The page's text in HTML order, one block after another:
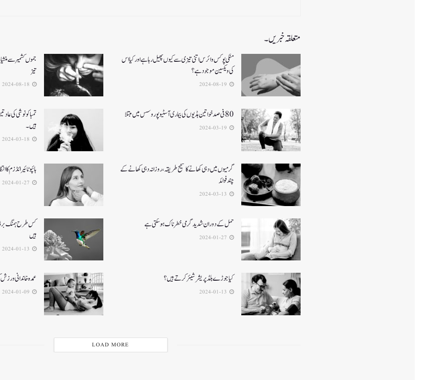
متعلقہ خبریں۔
منکی پوکس وائرس اتنی تیزی سے کیوں پھیل رہا ہے اور کیا اس
کی ویکسین موجود ہے؟
جموں کشمیر سے
تیز
80 فی صد خواتین ہڈیوں کی بیماری آسٹیوپوروسس میں مبتلا
تمباکو نوشی کی
ہیں۔
گرمیوں میں دہی کھانے کا صحیح طریقہ ، روزانہ دہی کھانے کے
چند فوائد
ہائپوٹائیرائڈزم کا
حمل کے دوران شدید گرمی خطرناک ہو سکتی ہے
کس طرح ہمنگ
ہیں
کیا جوڑے بلڈ پریشر شیئر کرتے ہیں؟ عمدہ خاندانی
LOAD MORE